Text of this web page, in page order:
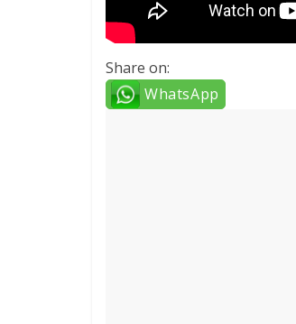
Share on:
WhatsApp